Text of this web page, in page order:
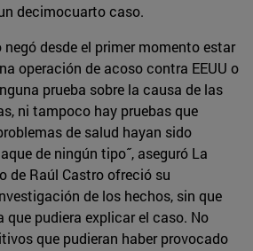
decimocuarto caso.
negó desde el primer momento estar
operación de acoso contra EEUU o
prueba sobre la causa de las
ni tampoco hay pruebas que
de salud hayan sido
de ningún tipo˝, aseguró La
de Raúl Castro ofreció su
de los hechos, sin que
que pudiera explicar el caso. No
que pudieran haber provocado